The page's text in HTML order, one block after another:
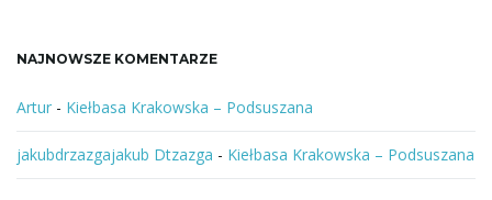
NAJNOWSZE KOMENTARZE
Artur - Kiełbasa Krakowska – Podsuszana
jakubdrzazgajakub Dtzazga - Kiełbasa Krakowska – Podsuszana